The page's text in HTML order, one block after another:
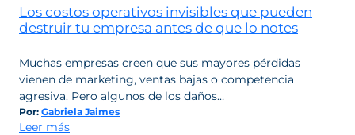
Los costos operativos invisibles que pueden
destruir tu empresa antes de que lo notes
Muchas empresas creen que sus mayores pérdidas
vienen de marketing, ventas bajas o competencia
agresiva. Pero algunos de los daños…
Por: Gabriela Jaimes
Leer más: